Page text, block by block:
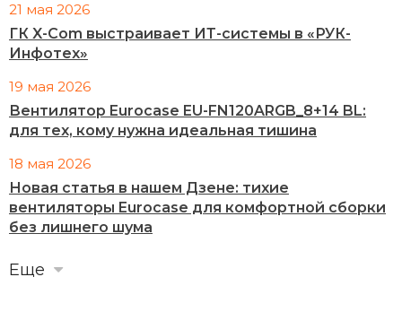
21 мая 2026
ГК X-Com выстраивает ИТ-системы в «РУК-
Инфотех»
19 мая 2026
Вентилятор Eurocase EU-FN120ARGB_8+14 BL:
для тех, кому нужна идеальная тишина
18 мая 2026
Новая статья в нашем Дзене: тихие
вентиляторы Eurocase для комфортной сборки
без лишнего шума
Еще